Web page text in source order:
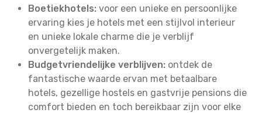
Boetiekhotels: voor een unieke en persoonlijke
ervaring kies je hotels met een stijlvol interieur
en unieke lokale charme die je verblijf
onvergetelijk maken.
Budgetvriendelijke verblijven: ontdek de
fantastische waarde ervan met betaalbare
hotels, gezellige hostels en gastvrije pensions die
comfort bieden en toch bereikbaar zijn voor elke